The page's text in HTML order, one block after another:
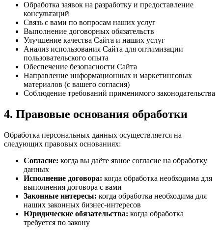
Обработка заявок на разработку и предоставление
консультаций
Связь с вами по вопросам наших услуг
Выполнение договорных обязательств
Улучшение качества Сайта и наших услуг
Анализ использования Сайта для оптимизации
пользовательского опыта
Обеспечение безопасности Сайта
Направление информационных и маркетинговых
материалов (с вашего согласия)
Соблюдение требований применимого законодательства
4. Правовые основания обработки
Обработка персональных данных осуществляется на
следующих правовых основаниях:
Согласие: когда вы даёте явное согласие на обработку
данных
Исполнение договора: когда обработка необходима для
выполнения договора с вами
Законные интересы: когда обработка необходима для
наших законных бизнес-интересов
Юридические обязательства: когда обработка
требуется по закону